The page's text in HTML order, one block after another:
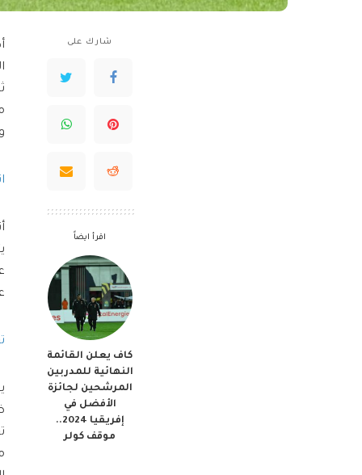
شارك على
اقرأ ايضاً
كاف يعلن القائمة
النهائية للمدربين
المرشحين لجائزة
الأفضل في
إفريقيا 2024..
موقف كولر